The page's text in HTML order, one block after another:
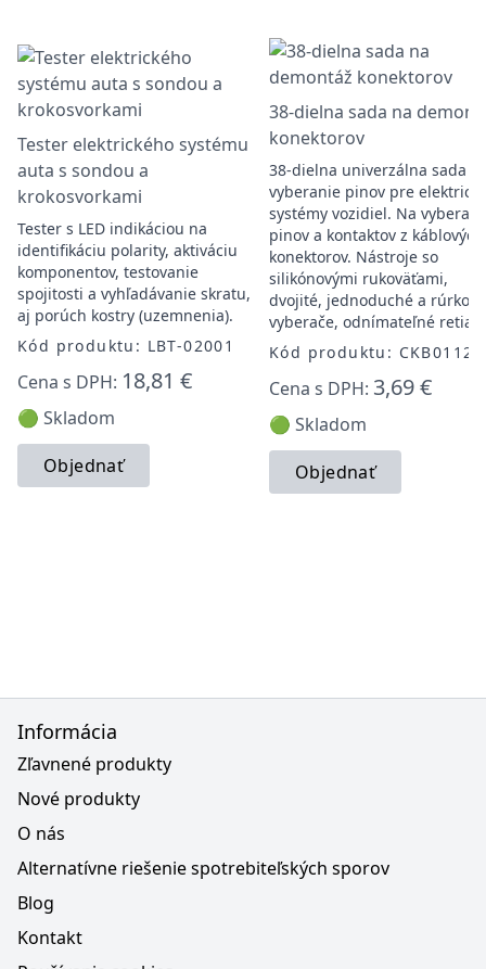
Tester elektrického systému
auta s sondou a
krokosvorkami
Tester s LED indikáciou na
identifikáciu polarity, aktiváciu
komponentov, testovanie
spojitosti a vyhľadávanie skratu,
aj porúch kostry (uzemnenia).
Kód produktu: LBT-02001
Cena s DPH: 18,81 €
🟢 Skladom
Objednať
38-dielna sada na
konektorov
38-dielna univerzálna sada
vyberanie pinov pre
systémy vozidiel. Na
pinov a kontaktov z káblových
konektorov. Nástroje so
silikónovými rukoväťami,
dvojité, jednoduché a rúrkové
vyberače, odnímateľné
Kód produktu: CKB01122
Cena s DPH: 3,69 €
🟢 Skladom
Objednať
Informácia
Zľavnené produkty
Nové produkty
O nás
Alternatívne riešenie spotrebiteľských sporov
Blog
Kontakt